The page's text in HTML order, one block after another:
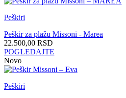
Peškiri
Peškir za plažu Missoni - Marea
22.500,00 RSD
POGLEDAJTE
Novo
Peškiri